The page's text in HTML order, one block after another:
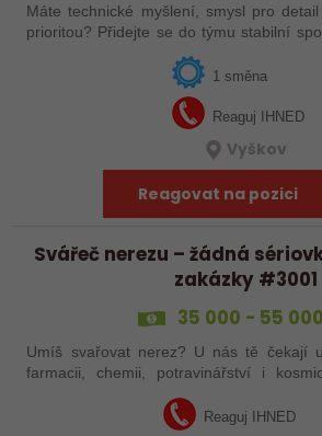
Máte technické myšlení, smysl pro
prioritou? Přidejte se do týmu stabilní společnosti, kde budete
mít možnost podílet se na
1 směna
Reaguj IHNED
Vyškov
Reagovat na pozici
Svářeč nerezu – žádná
zakázky #3001
35 000 - 55
Umíš svařovat nerez? U nás tě čekají
farmacii, chemii, potravinářství i
Reaguj IHNED